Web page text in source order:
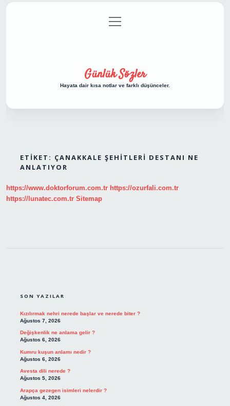
Gizlilik Politikası
menüyü
aç
Günlük Sözler
Hayata dair kısa notlar ve farklı düşünceler.
ETIKET: ÇANAKKALE ŞEHITLERI DESTANI NE
ANLATIYOR
https://www.doktorforum.com.tr https://ozurfali.com.tr
https://lunatec.com.tr Sitemap
SON YAZILAR
Kızılırmak nehri nerede başlar ve nerede biter ?
Ağustos 7, 2026
Değişkenlik ne anlama gelir ?
Ağustos 6, 2026
Kumru kuşun anlamı nedir ?
Ağustos 6, 2026
Avesta dili nerede ?
Ağustos 5, 2026
Arapça gezegen isimleri nelerdir ?
Ağustos 4, 2026